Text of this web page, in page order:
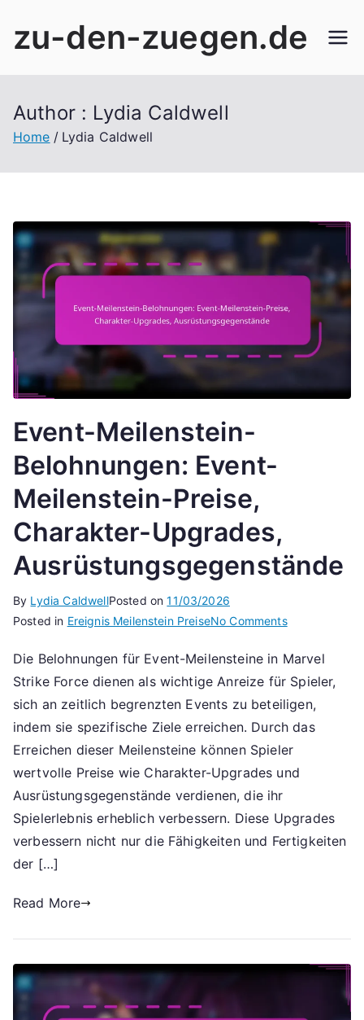
zu-den-zuegen.de
Author : Lydia Caldwell
Home Lydia Caldwell
Event-Meilenstein-
Belohnungen: Event-
Meilenstein-Preise,
Charakter-Upgrades,
Ausrüstungsgegenstände
By Lydia CaldwellPosted on11/03/2026
Posted in Ereignis Meilenstein PreiseNo Commentson
Meilenstein-
Belohnungen:
Event-
Meilenstein-
Upgrades,
Die Belohnungen für Event-Meilensteine in Marvel
Strike Force dienen als wichtige Anreize für Spieler,
sich an zeitlich begrenzten Events zu beteiligen,
indem sie spezifische Ziele erreichen. Durch das
Erreichen dieser Meilensteine können Spieler
wertvolle Preise wie Charakter-Upgrades und
Ausrüstungsgegenstände verdienen, die ihr
Spielerlebnis erheblich verbessern. Diese Upgrades
verbessern nicht nur die Fähigkeiten und Fertigkeiten
der […]
Read More